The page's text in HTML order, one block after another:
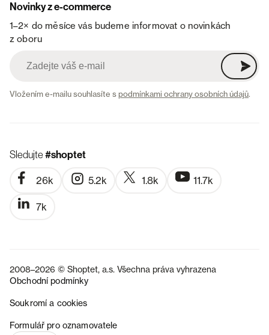
Novinky z e-commerce
1–2× do měsíce vás budeme informovat o novinkách
z oboru
Vložením e-mailu souhlasíte spodmínkami ochrany osobních údajů.
Sledujte#shoptet
26k 5.2k 1.8k 11.7k
7k
2008–2026 © Shoptet, a.s. Všechna práva vyhrazena
Obchodní podmínky
Soukromí a cookies
Formulář pro oznamovatele